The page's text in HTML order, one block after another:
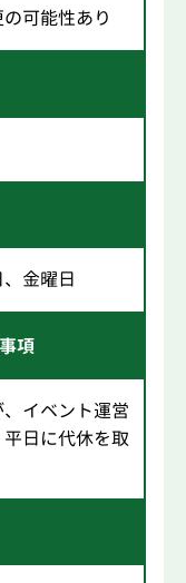
可能性あり
金曜日
項
イベント運営
日に代休を取